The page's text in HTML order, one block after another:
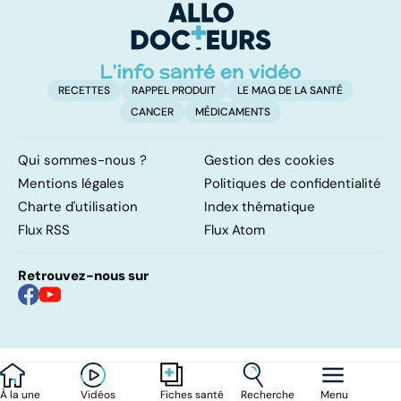
À la une Vidéos Fiches santé Recherche Menu
rougeurs
indésirables ?
RECETTES RAPPEL PRODUIT
LE MAG DE LA SANTÉ
CANCER
MÉDICAMENTS
Qui sommes-nous ?
Gestion des cookies
Mentions légales
Politiques de confidentialité
Charte d'utilisation
Index thématique
Flux RSS
Flux Atom
Retrouvez-nous sur